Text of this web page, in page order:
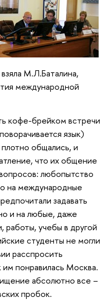
М.Л.Баталина,
международной
кофе-брейком встречи
язык)
общались, и
что их общение
любопытство
на международные
задавать
и на любые, даже
работы, учебы в другой
студенты не могли
расспросить
им понравилась Москва.
абсолютно все –
пробок.